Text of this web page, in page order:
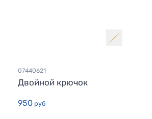
07440621
Двойной крючок
950 руб